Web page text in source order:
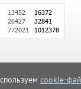
cookie-